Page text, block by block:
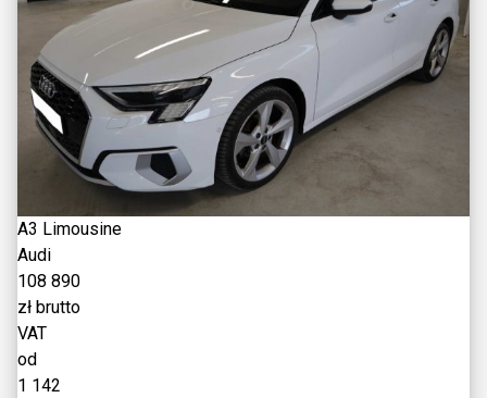
A3 Limousine
Audi
108 890
zł brutto
VAT
od
1 142